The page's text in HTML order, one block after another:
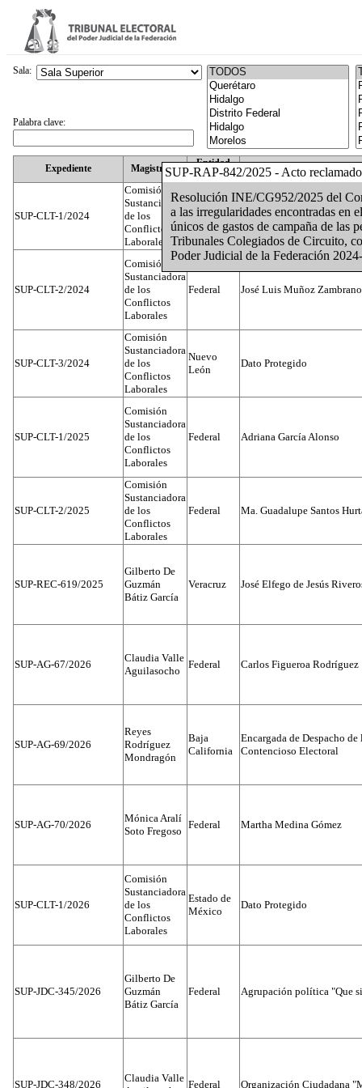
SUP-RAP-842/2025 - Acto reclamado
Resolución INE/CG952/2025 del
a las irregularidades encontradas en
únicos de gastos de campaña de las
Tribunales Colegiados de Circuito,
Poder Judicial de la Federación
Expediente Magistrado
Entidad
Federativa
SUP-CLT-1/2024
Comisión
Sustanciadora
de los
Conflictos
Laborales
Federal Juan José Serrato Velasco
SUP-CLT-2/2024
Comisión
Sustanciadora
de los
Conflictos
Laborales
Federal José Luis Muñoz Zambrano
SUP-CLT-3/2024
Comisión
Sustanciadora
de los
Conflictos
Laborales
Nuevo
León
Dato Protegido
SUP-CLT-1/2025
Comisión
Sustanciadora
de los
Conflictos
Laborales
Federal Adriana García Alonso
SUP-CLT-2/2025
Comisión
Sustanciadora
de los
Conflictos
Laborales
Federal Ma. Guadalupe Santos
SUP-REC-619/2025
Gilberto De
Guzmán
Bátiz García
Veracruz José Elfego de Jesús
SUP-AG-67/2026
Claudia Valle
Aguilasocho
Federal Carlos Figueroa Rodríguez
SUP-AG-69/2026
Reyes
Rodríguez
Mondragón
Baja
California
Encargada de Despacho
Contencioso Electoral
SUP-AG-70/2026
Mónica Aralí
Soto Fregoso
Federal Martha Medina Gómez
SUP-CLT-1/2026
Comisión
Sustanciadora
de los
Conflictos
Laborales
Estado de
México
Dato Protegido
SUP-JDC-345/2026
Gilberto De
Guzmán
Bátiz García
Federal Agrupación política "Que
SUP-JDC-348/2026
Claudia Valle
Federal Organización Ciudadana
Sala:
Palabra clave: